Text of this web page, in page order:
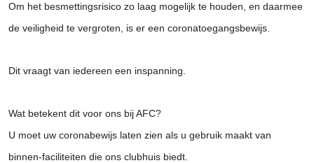
Om het besmettingsrisico zo laag mogelijk te houden, en daarmee
de veiligheid te vergroten, is er een coronatoegangsbewijs.
Dit vraagt van iedereen een inspanning.
Wat betekent dit voor ons bij AFC?
U moet uw coronabewijs laten zien als u gebruik maakt van
binnen-faciliteiten die ons clubhuis biedt.